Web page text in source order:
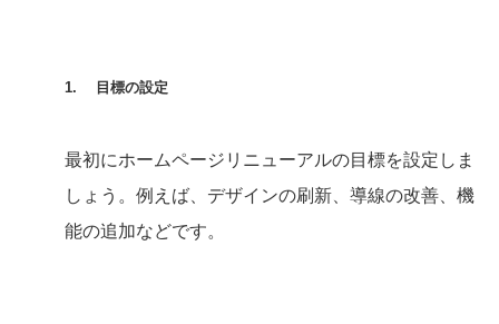
1. 目標の設定
最初にホームページリニューアルの目標を設定しま
しょう。例えば、デザインの刷新、導線の改善、機
能の追加などです。